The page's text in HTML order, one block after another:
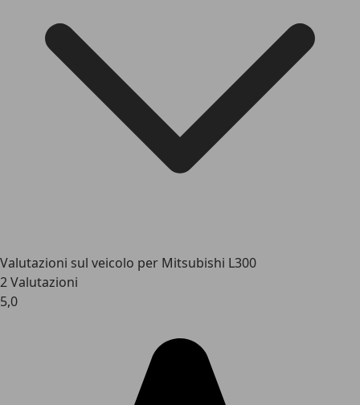
Valutazioni sul veicolo per Mitsubishi L300
2 Valutazioni
5,0